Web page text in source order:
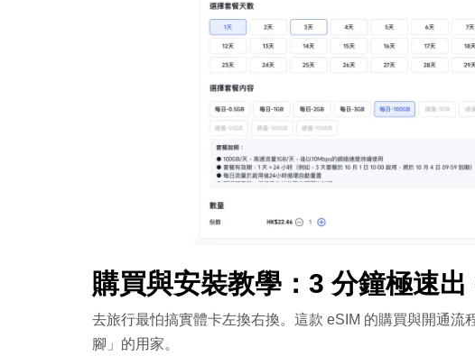
購買與安裝教學：3 分鐘極速
去旅行最怕搞實體卡左換右換。這款 eSIM 的購買與開通流
腳」的用家。